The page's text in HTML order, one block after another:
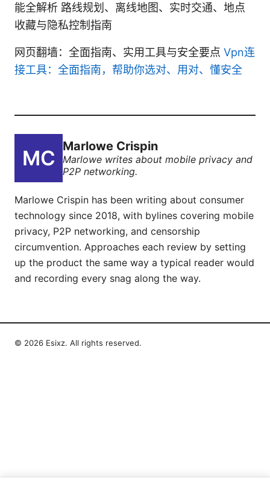
能全解析 路线规划、离线地图、实时交通、地点
收藏与隐私控制指南
网页翻墙：全面指南、实用工具与安全要点 Vpn连
接工具：全面指南，帮助你选对、用对、懂安全
Marlowe Crispin
Marlowe writes about mobile privacy and
P2P networking.
Marlowe Crispin has been writing about consumer
technology since 2018, with bylines covering mobile
privacy, P2P networking, and censorship
circumvention. Approaches each review by setting
up the product the same way a typical reader would
and recording every snag along the way.
© 2026 Esixz. All rights reserved.